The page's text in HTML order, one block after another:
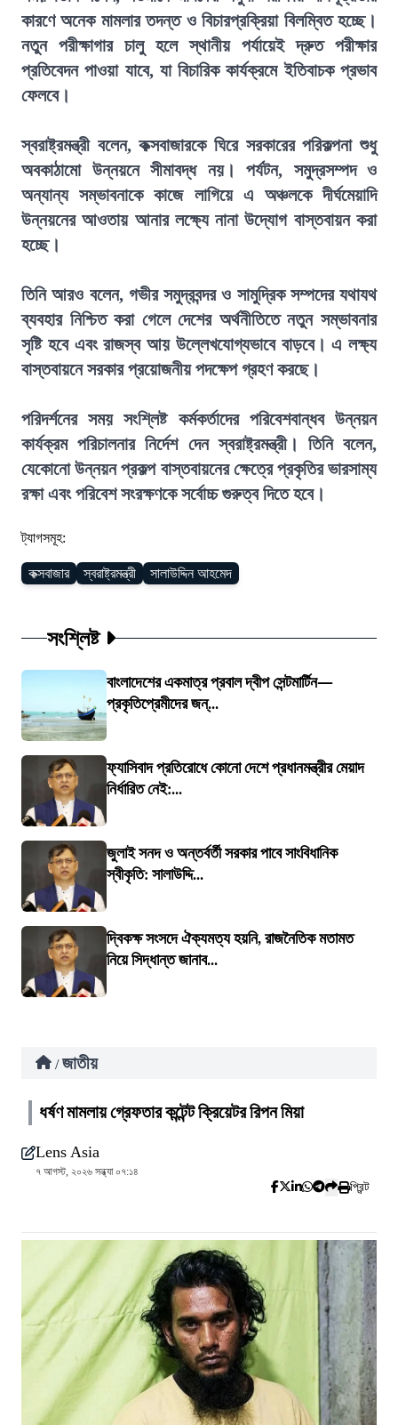
কারণে অনেক মামলার তদন্ত ও বিচারপ্রক্রিয়া বিলম্বিত হচ্ছে।
নতুন পরীক্ষাগার চালু হলে স্থানীয় পর্যায়েই দ্রুত পরীক্ষার
প্রতিবেদন পাওয়া যাবে, যা বিচারিক কার্যক্রমে ইতিবাচক প্রভাব
ফেলবে।
স্বরাষ্ট্রমন্ত্রী বলেন, কক্সবাজারকে ঘিরে সরকারের পরিকল্পনা শুধু
অবকাঠামো উন্নয়নে সীমাবদ্ধ নয়। পর্যটন, সমুদ্রসম্পদ ও
অন্যান্য সম্ভাবনাকে কাজে লাগিয়ে এ অঞ্চলকে দীর্ঘমেয়াদি
উন্নয়নের আওতায় আনার লক্ষ্যে নানা উদ্যোগ বাস্তবায়ন করা
হচ্ছে।
তিনি আরও বলেন, গভীর সমুদ্রবন্দর ও সামুদ্রিক সম্পদের যথাযথ
ব্যবহার নিশ্চিত করা গেলে দেশের অর্থনীতিতে নতুন সম্ভাবনার
সৃষ্টি হবে এবং রাজস্ব আয় উল্লেখযোগ্যভাবে বাড়বে। এ লক্ষ্য
বাস্তবায়নে সরকার প্রয়োজনীয় পদক্ষেপ গ্রহণ করছে।
পরিদর্শনের সময় সংশ্লিষ্ট কর্মকর্তাদের পরিবেশবান্ধব উন্নয়ন
কার্যক্রম পরিচালনার নির্দেশ দেন স্বরাষ্ট্রমন্ত্রী। তিনি বলেন,
যেকোনো উন্নয়ন প্রকল্প বাস্তবায়নের ক্ষেত্রে প্রকৃতির ভারসাম্য
রক্ষা এবং পরিবেশ সংরক্ষণকে সর্বোচ্চ গুরুত্ব দিতে হবে।
ট্যাগসমূহ:
কক্সবাজার স্বরাষ্ট্রমন্ত্রী সালাউদ্দিন আহমেদ
সংশ্লিষ্ট
বাংলাদেশের একমাত্র প্রবাল দ্বীপ সেন্টমার্টিন—
প্রকৃতিপ্রেমীদের জন্...
ফ্যাসিবাদ প্রতিরোধে কোনো দেশে প্রধানমন্ত্রীর মেয়াদ
নির্ধারিত নেই:...
জুলাই সনদ ও অন্তর্বর্তী সরকার পাবে সাংবিধানিক
স্বীকৃতি: সালাউদ্দি...
দ্বিকক্ষ সংসদে ঐক্যমত্য হয়নি, রাজনৈতিক মতামত
নিয়ে সিদ্ধান্ত জানাব...
/ জাতীয়
ধর্ষণ মামলায় গ্রেফতার কন্টেন্ট ক্রিয়েটর রিপন মিয়া
Lens Asia
৭ আগস্ট, ২০২৬ সন্ধ্যা ০৭:১৪
প্রিন্ট